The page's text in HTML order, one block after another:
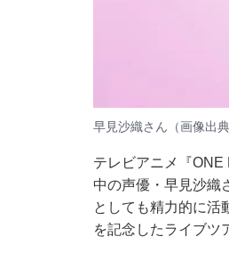
早見沙織さん（画像出典
テレビアニメ『
中の声優・早見沙織
としても精力的に活
を記念したライブツ